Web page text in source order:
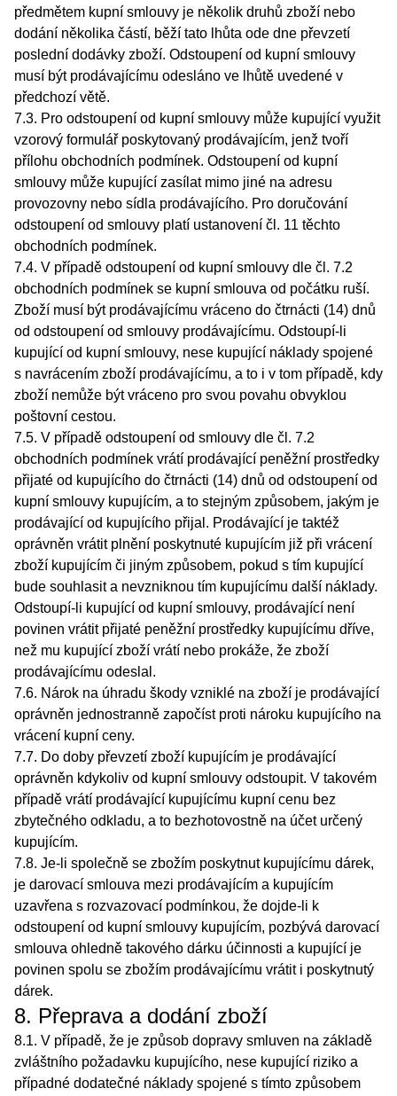
předmětem kupní smlouvy je několik druhů zboží nebo
dodání několika částí, běží tato lhůta ode dne převzetí
poslední dodávky zboží. Odstoupení od kupní smlouvy
musí být prodávajícímu odesláno ve lhůtě uvedené v
předchozí větě.
7.3. Pro odstoupení od kupní smlouvy může kupující využit
vzorový formulář poskytovaný prodávajícím, jenž tvoří
přílohu obchodních podmínek. Odstoupení od kupní
smlouvy může kupující zasílat mimo jiné na adresu
provozovny nebo sídla prodávajícího. Pro doručování
odstoupení od smlouvy platí ustanovení čl. 11 těchto
obchodních podmínek.
7.4. V případě odstoupení od kupní smlouvy dle čl. 7.2
obchodních podmínek se kupní smlouva od počátku ruší.
Zboží musí být prodávajícímu vráceno do čtrnácti (14) dnů
od odstoupení od smlouvy prodávajícímu. Odstoupí-li
kupující od kupní smlouvy, nese kupující náklady spojené
s navrácením zboží prodávajícímu, a to i v tom případě, kdy
zboží nemůže být vráceno pro svou povahu obvyklou
poštovní cestou.
7.5. V případě odstoupení od smlouvy dle čl. 7.2
obchodních podmínek vrátí prodávající peněžní prostředky
přijaté od kupujícího do čtrnácti (14) dnů od odstoupení od
kupní smlouvy kupujícím, a to stejným způsobem, jakým je
prodávající od kupujícího přijal. Prodávající je taktéž
oprávněn vrátit plnění poskytnuté kupujícím již při vrácení
zboží kupujícím či jiným způsobem, pokud s tím kupující
bude souhlasit a nevzniknou tím kupujícímu další náklady.
Odstoupí-li kupující od kupní smlouvy, prodávající není
povinen vrátit přijaté peněžní prostředky kupujícímu dříve,
než mu kupující zboží vrátí nebo prokáže, že zboží
prodávajícímu odeslal.
7.6. Nárok na úhradu škody vzniklé na zboží je prodávající
oprávněn jednostranně započíst proti nároku kupujícího na
vrácení kupní ceny.
7.7. Do doby převzetí zboží kupujícím je prodávající
oprávněn kdykoliv od kupní smlouvy odstoupit. V takovém
případě vrátí prodávající kupujícímu kupní cenu bez
zbytečného odkladu, a to bezhotovostně na účet určený
kupujícím.
7.8. Je-li společně se zbožím poskytnut kupujícímu dárek,
je darovací smlouva mezi prodávajícím a kupujícím
uzavřena s rozvazovací podmínkou, že dojde-li k
odstoupení od kupní smlouvy kupujícím, pozbývá darovací
smlouva ohledně takového dárku účinnosti a kupující je
povinen spolu se zbožím prodávajícímu vrátit i poskytnutý
dárek.
8. Přeprava a dodání zboží
8.1. V případě, že je způsob dopravy smluven na základě
zvláštního požadavku kupujícího, nese kupující riziko a
případné dodatečné náklady spojené s tímto způsobem